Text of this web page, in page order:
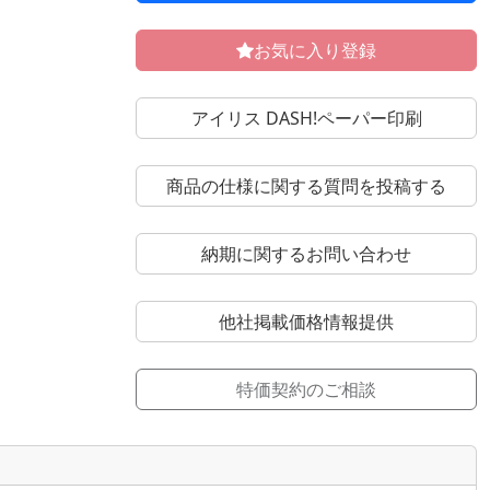
お気に入り登録
アイリス DASH!ペーパー印刷
商品の仕様に関する質問を投稿する
納期に関するお問い合わせ
他社掲載価格情報提供
特価契約のご相談